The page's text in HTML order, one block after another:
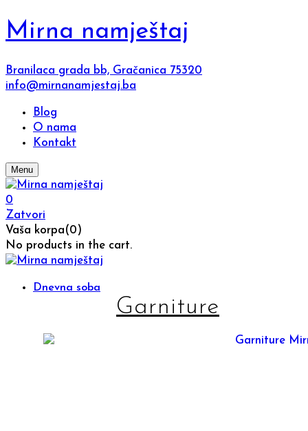
Mirna namještaj
Branilaca grada bb, Gračanica 75320
info@mirnanamjestaj.ba
Blog
O nama
Kontakt
Menu
0
Zatvori
Vaša korpa(0)
No products in the cart.
Dnevna soba
Garniture